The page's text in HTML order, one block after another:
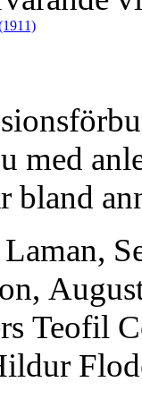
med
bland
Teofil